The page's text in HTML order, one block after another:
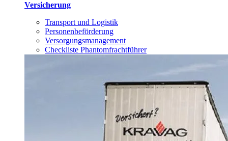
Versicherung
Transport und Logistik
Personenbeförderung
Versorgungsmanagement
Checkliste Phantomfrachtführer